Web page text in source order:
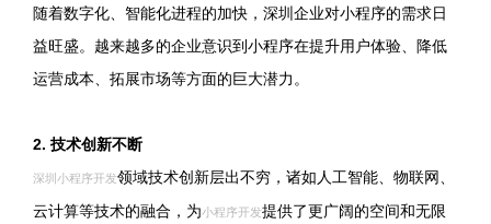
随着数字化、智能化进程的加快，深圳企业对小程序的需求日
益旺盛。越来越多的企业意识到小程序在提升用户体验、降低
运营成本、拓展市场等方面的巨大潜力。
2. 技术创新不断
深圳小程序开发领域技术创新层出不穷，诸如人工智能、物联网、
云计算等技术的融合，为小程序开发提供了更广阔的空间和无限